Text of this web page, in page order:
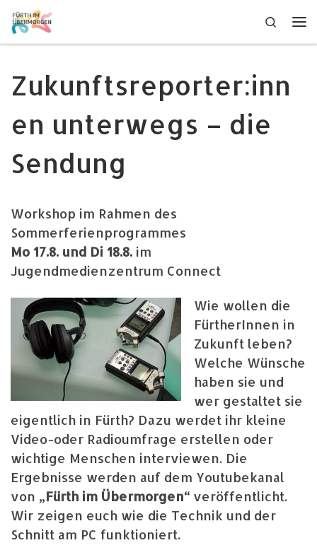
Zum Inhalt springen
Search
Zukunftsreporter:inn
en unterwegs – die
Sendung
Workshop im Rahmen des
Sommerferienprogrammes
Mo 17.8. und Di 18.8. im
Jugendmedienzentrum Connect
Wie wollen die
FürtherInnen in
Zukunft leben?
Welche Wünsche
haben sie und
wer gestaltet sie
eigentlich in Fürth? Dazu werdet ihr kleine
Video-oder Radioumfrage erstellen oder
wichtige Menschen interviewen. Die
Ergebnisse werden auf dem Youtubekanal
von „Fürth im Übermorgen“ veröffentlicht.
Wir zeigen euch wie die Technik und der
Schnitt am PC funktioniert.